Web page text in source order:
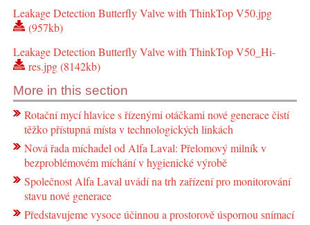
Leakage Detection Butterfly Valve with ThinkTop V50.jpg
(957kb)
Leakage Detection Butterfly Valve with ThinkTop V50_Hi-
res.jpg (8142kb)
More in this section
Rotační mycí hlavice s řízenými otáčkami nové generace čistí
těžko přístupná místa v technologických linkách
Nová řada míchadel od Alfa Laval: Přelomový milník v
bezproblémovém míchání v hygienické výrobě
Společnost Alfa Laval uvádí na trh zařízení pro monitorování
stavu nové generace
Představujeme vysoce účinnou a prostorově úspornou snímací